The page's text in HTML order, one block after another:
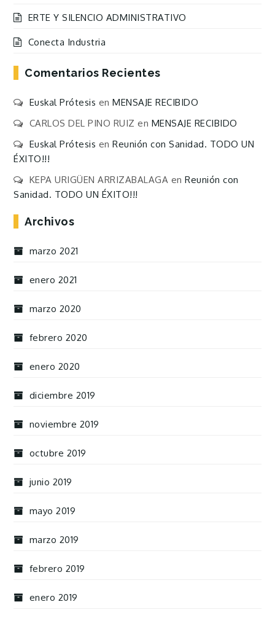
ERTE Y SILENCIO ADMINISTRATIVO
Conecta Industria
Comentarios Recientes
Euskal Prótesis enMENSAJE RECIBIDO
CARLOS DEL PINO RUIZ en MENSAJE RECIBIDO
Euskal Prótesis enReunión con Sanidad. TODO UN
ÉXITO!!!
KEPA URIGÜEN ARRIZABALAGA enReunión con
Sanidad. TODO UN ÉXITO!!!
Archivos
marzo 2021
enero 2021
marzo 2020
febrero 2020
enero 2020
diciembre 2019
noviembre 2019
octubre 2019
junio 2019
mayo 2019
marzo 2019
febrero 2019
enero 2019